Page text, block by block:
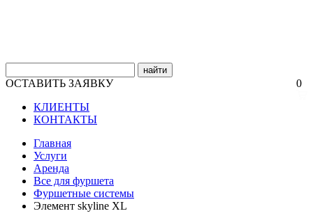
найти
0
ОСТАВИТЬ ЗАЯВКУ
КЛИЕНТЫ
КОНТАКТЫ
Главная
Услуги
Аренда
Все для фуршета
Фуршетные системы
Элемент skyline XL